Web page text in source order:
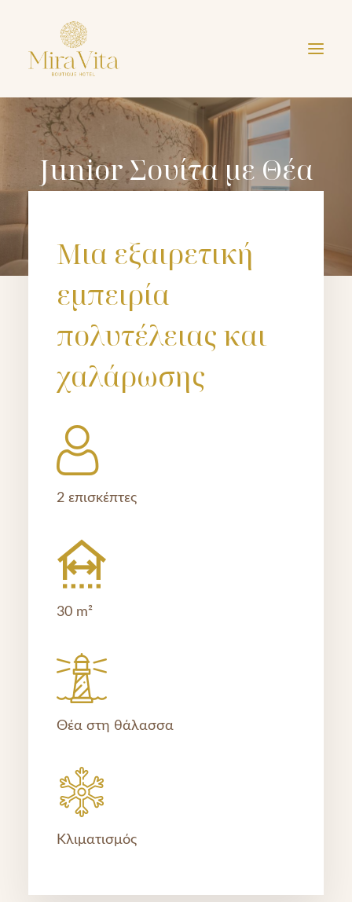
Junior Σουίτα με Θέα
Θάλασσα
Μια εξαιρετική
εμπειρία
πολυτέλειας και
χαλάρωσης
2 επισκέπτες
30 m²
Θέα στη θάλασσα
Κλιματισμός